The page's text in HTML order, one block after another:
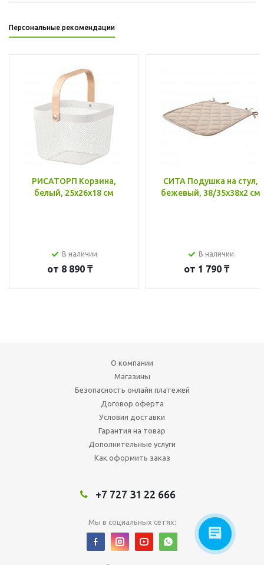
Персональные рекомендации
РИСАТОРП Корзина,
белый, 25x26x18 см
В наличии
от 8 890 ₸
СИТА Подушка на стул,
бежевый, 38/35x38x2 см
В наличии
от 1 790 ₸
О компании
Магазины
Безопасность онлайн платежей
Договор оферта
Условия доставки
Гарантия на товар
Дополнительные услуги
Как оформить заказ
+7 727 31 22 666
Мы в социальных сетях: